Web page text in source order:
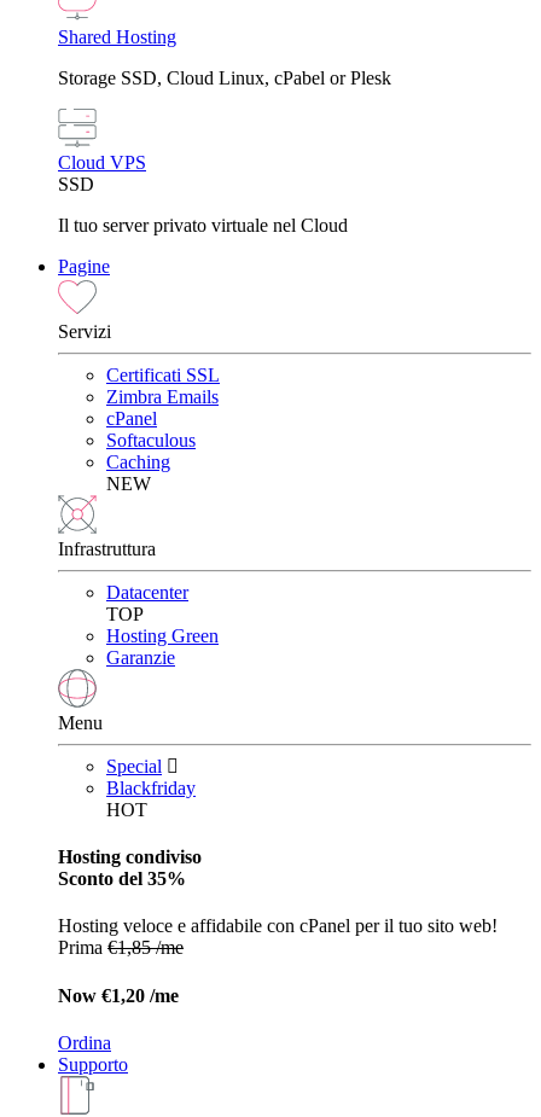
Shared Hosting
Storage SSD, Cloud Linux, cPabel or Plesk
Cloud VPS
SSD
Il tuo server privato virtuale nel Cloud
Pagine
Servizi
Certificati SSL
Zimbra Emails
cPanel
Softaculous
Caching
NEW
Infrastruttura
Datacenter
TOP
Hosting Green
Garanzie
Menu
Special
Blackfriday
HOT
Hosting condiviso
Sconto del 35%
Hosting veloce e affidabile con cPanel per il tuo sito web!
Prima €1,85 /me
Now €1,20 /me
Ordina
Supporto